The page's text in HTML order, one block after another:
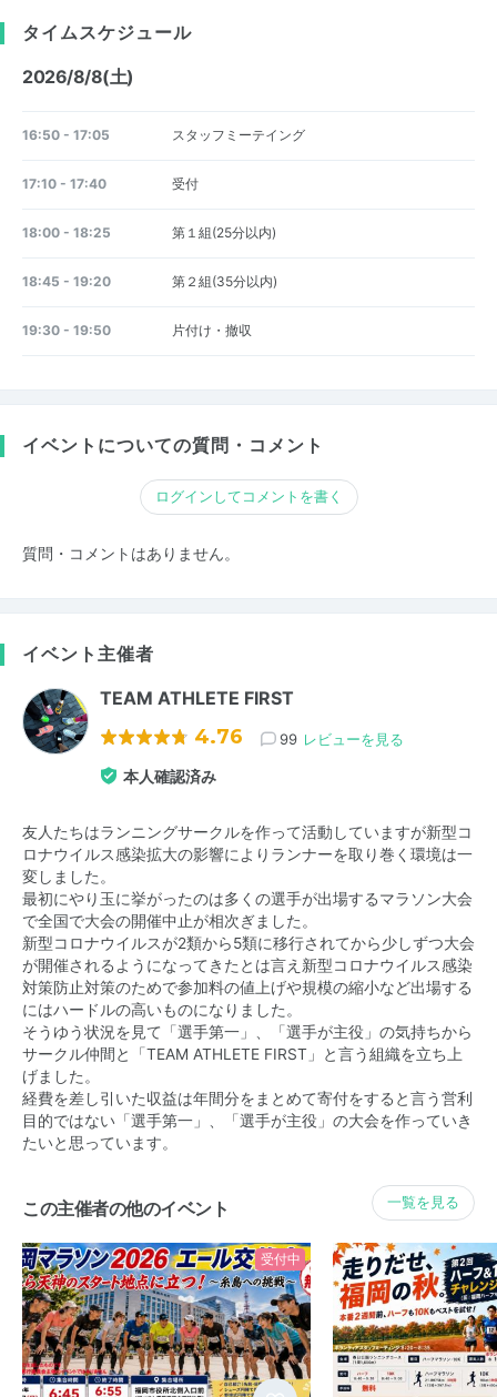
タイムスケジュール
2026/8/8(土)
16:50 - 17:05 スタッフミーテイング
17:10 - 17:40 受付
18:00 - 18:25 第１組(25分以内)
18:45 - 19:20 第２組(35分以内)
19:30 - 19:50 片付け・撤収
イベントについての質問・コメント
ログインしてコメントを書く
質問・コメントはありません。
イベント主催者
TEAM ATHLETE FIRST
4.76 99 レビューを見る
本人確認済み
友人たちはランニングサークルを作って活動していますが新型コ
ロナウイルス感染拡大の影響によりランナーを取り巻く環境は一
変しました。
最初にやり玉に挙がったのは多くの選手が出場するマラソン大会
で全国で大会の開催中止が相次ぎました。
新型コロナウイルスが2類から5類に移行されてから少しずつ大会
が開催されるようになってきたとは言え新型コロナウイルス感染
対策防止対策のためで参加料の値上げや規模の縮小など出場する
にはハードルの高いものになりました。
そうゆう状況を見て「選手第一」、「選手が主役」の気持ちから
サークル仲間と「TEAM ATHLETE FIRST」と言う組織を立ち上
げました。
経費を差し引いた収益は年間分をまとめて寄付をすると言う営利
目的ではない「選手第一」、「選手が主役」の大会を作っていき
たいと思っています。
この主催者の他のイベント 一覧を見る
受付中